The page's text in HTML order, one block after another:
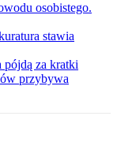
osobistego.
stawia
pójdą za kratki
przybywa